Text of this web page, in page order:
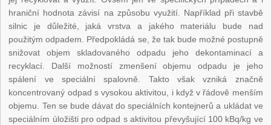
hraniční hodnota závisí na způsobu využití. Například při stavbě
silnic je důležité, jaká vrstva a jakého materiálu bude nad
použitým odpadem. Předpokládá se, že tak bude možné postupně
snižovat objem skladovaného odpadu jeho dekontaminací a
recyklací. Další možností zmenšení objemu odpadu je jeho
spálení ve speciální spalovně. Takto však vzniká značně
koncentrovaný odpad s vysokou aktivitou, i když v řádově menším
objemu. Ten se bude dávat do speciálních kontejnerů a ukládat ve
speciálním úložišti pro odpad s aktivitou převyšující 100 kBq/kg ve